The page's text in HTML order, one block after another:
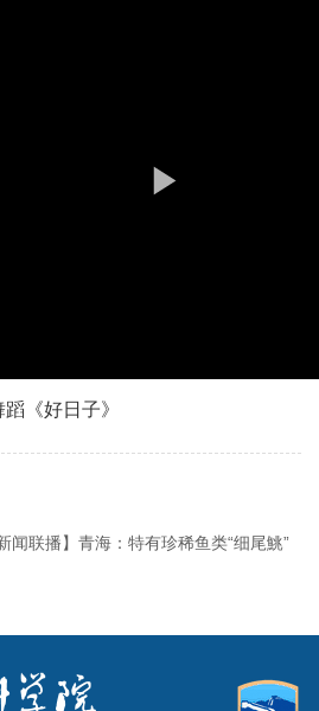
蹈《好日子》
闻联播】青海：特有珍稀鱼类“细尾鮡”